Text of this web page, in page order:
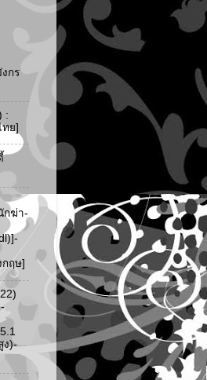
กร
:
ทย]
กฆ่า-
ฤษ]
ง)-